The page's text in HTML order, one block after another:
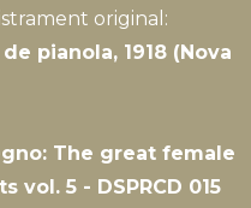
original:
pianola, 1918 (Nova
The great female
vol. 5 - DSPRCD 015